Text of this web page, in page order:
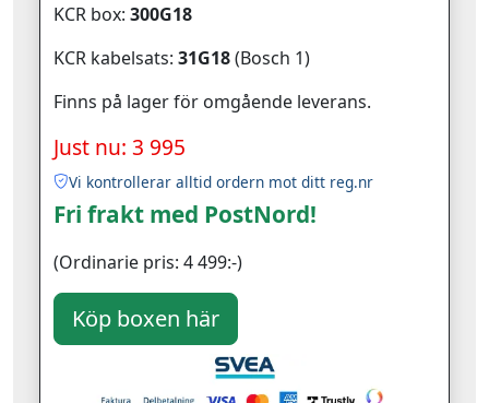
KCR box: 300G18
KCR kabelsats: 31G18(Bosch 1)
Finns på lager för omgående leverans.
Just nu: 3 995
Vi kontrollerar alltid ordern mot ditt reg.nr
Fri frakt med PostNord!
(Ordinarie pris: 4 499:-)